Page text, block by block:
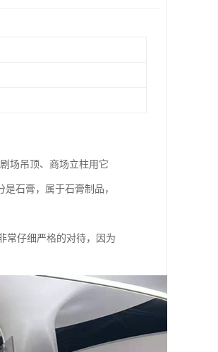
场吊顶、商场立柱用它
石膏，属于石膏制品，
常仔细严格的对待，因为